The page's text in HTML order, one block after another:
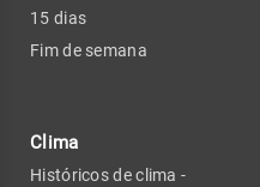
15 dias
Fim de semana
Clima
Históricos de clima -